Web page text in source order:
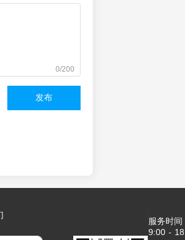
0/200
发布
服务时
9:00 -